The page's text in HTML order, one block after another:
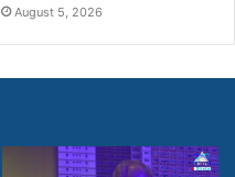
August 5, 2026